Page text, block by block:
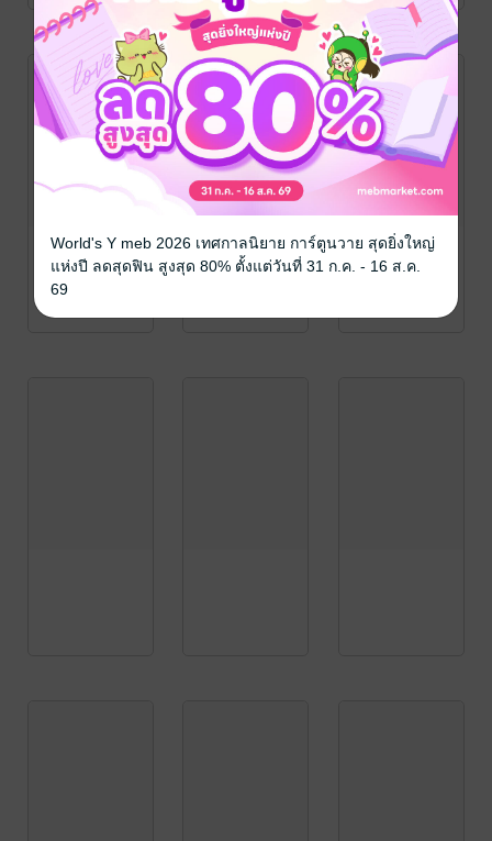
World's Y meb 2026 เทศกาลนิยาย การ์ตูนวาย สุดยิ่งใหญ่
แห่งปี ลดสุดฟิน สูงสุด 80% ตั้งแต่วันที่ 31 ก.ค. - 16 ส.ค.
69